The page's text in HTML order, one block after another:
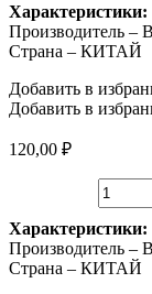
Характеристики:
Производитель –
Страна – КИТАЙ
Добавить в
Добавить в
120,00 ₽
товара
Свечи
"Горох
Характеристики:
Производитель –
Страна – КИТАЙ